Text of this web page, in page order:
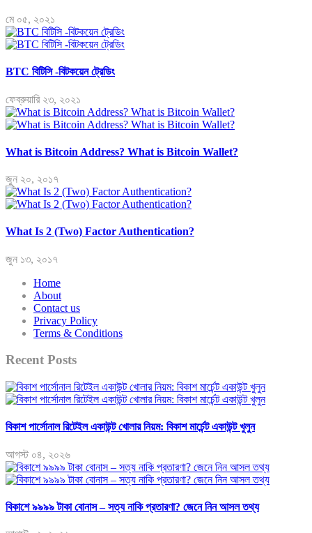
মে ০৫, ২০২১
BTC বিটিসি -বিটকয়েন ট্রেডিং
ফেব্রুয়ারি ২৩, ২০২১
What is Bitcoin Address? What is Bitcoin Wallet?
জুন ২০, ২০১৭
What Is 2 (Two) Factor Authentication?
জুন ১৩, ২০১৭
Home
About
Contact us
Privacy Policy
Terms & Conditions
Recent Posts
বিকাশ পার্সোনাল রিটেইল একাউন্ট খোলার নিয়ম: বিকাশ মার্চেন্ট একাউন্ট খুলুন
আগস্ট ০৪, ২০২৬
বিকাশে ৯৯৯৯ টাকা বোনাস – সত্য নাকি প্রতারণা? জেনে নিন আসল তথ্য